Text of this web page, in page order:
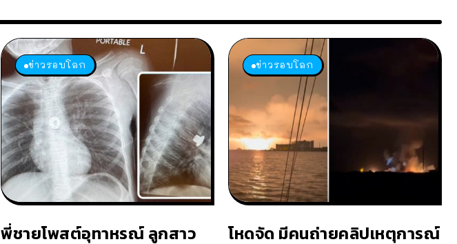
ข่าวรอบโลก
พี่ชายโพสต์อุทาหรณ์ ลูกสาว
ข่าวรอบโลก
โหดจัด มีคนถ่ายคลิปเหตุการณ์